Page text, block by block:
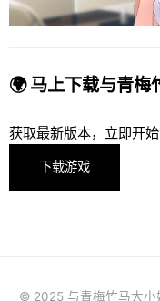
🌍 马上下载与青梅
获取最新版本，立即开始
下载游戏
© 2025 与青梅竹马大小